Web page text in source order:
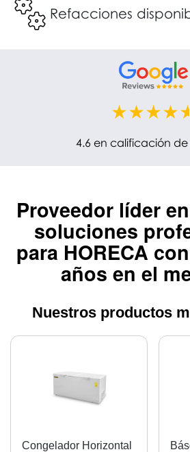
Refacciones
4.6 en calificación de
Proveedor líder en
soluciones
para HORECA
años en el
Nuestros productos
Congelador Horizontal